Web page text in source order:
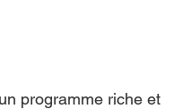
programme riche et